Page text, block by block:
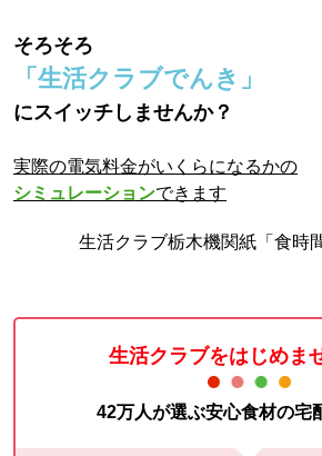
そろそろ
「生活クラブでんき」
にスイッチしませんか？
実際の電気料金がいくらになるかの
シミュレーションできます
生活クラブ栃木機関紙「食時
生活クラブをはじめま
42万人が選ぶ安心食材の宅